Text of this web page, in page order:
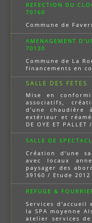
REFECTION DU
70160
Commune de
AMENAGEMENT
70130
Commune de La
financements en
SALLE DES FETES
Mise en
associatifs,
d’une chaudière
extérieur et
DE OYE ET
SALLE DE
Création d’une
avec locaux
paysager des
39160 / Etude 2012
REFUGE &
Services
la SPA moyenne
atelier services